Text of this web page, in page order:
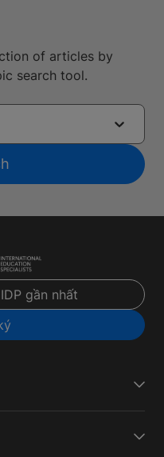
of articles by
search tool.
gần nhất